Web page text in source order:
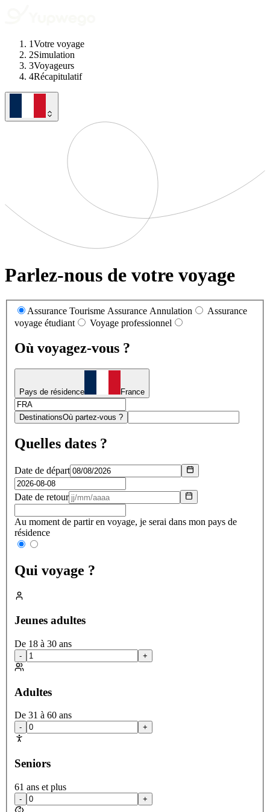
1Votre voyage
2Simulation
3Voyageurs
4Récapitulatif
Parlez-nous de votre voyage
Assurance Tourisme Assurance Annulation
Assurance
voyage étudiant
Voyage professionnel
Où voyagez-vous ?
Pays de résidence France
DestinationsOù partez-vous ?
Quelles dates ?
Date de départ
Date de retour
Au moment de partir en voyage, je serai dans mon pays de
résidence
Qui voyage ?
Jeunes adultes
De 18 à 30 ans
- +
Adultes
De 31 à 60 ans
- +
Seniors
61 ans et plus
- +